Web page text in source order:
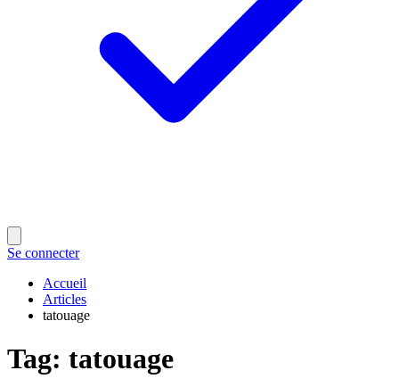
Se connecter
Accueil
Articles
tatouage
Tag: tatouage